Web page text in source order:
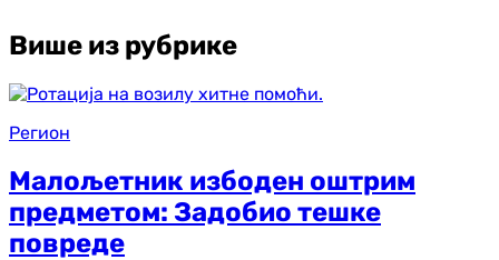
Више из рубрике
Регион
Малољетник избоден оштрим
предметом: Задобио тешке
повреде